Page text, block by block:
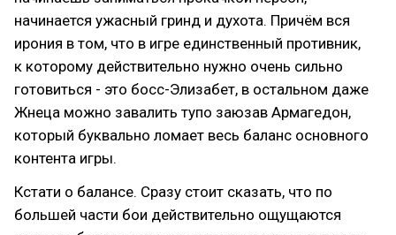
начинается ужасный гринд и духота. Причём вся
ирония в том, что в игре единственный противник,
к которому действительно нужно очень сильно
готовиться - это босс-Элизабет, в остальном даже
Жнеца можно завалить тупо заюзав Армагедон,
который буквально ломает весь баланс основного
контента игры.
Кстати о балансе. Сразу стоит сказать, что по
большей части бои действительно ощущаются